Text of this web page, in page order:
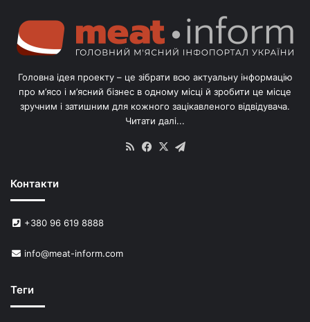
е
й
У
р
ї
Головна ідея проекту – це зібрати всю актуальну інформацію
про м’ясо і м’ясний бізнес в одному місці й зробити це місце
зручним і затишним для кожного зацікавленого відвідувача.
Читати далі...
RSS Facebook
X
Контакти
+380 96 619 8888
info@meat-inform.com
Теги